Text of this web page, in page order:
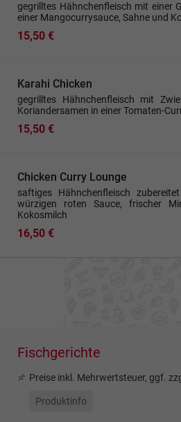
gegrilltes Hähnchenfleisch mit einer
einer Mangocurrysauce, Sahne und
15,50 €
Karahi Chicken
gegrilltes Hähnchenfleisch mit
Koriandersamen in einer Tomaten-
15,50 €
Chicken Curry Lounge
saftiges Hähnchenfleisch
würzigen roten Sauce, frischer
Kokosmilch
16,50 €
Fischgerichte
Preise inkl. Mehrwertsteuer, ggf.
Produktinfo